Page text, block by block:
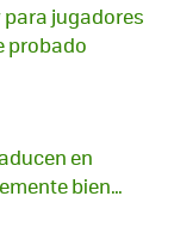
jugadores
probado
en
bien…